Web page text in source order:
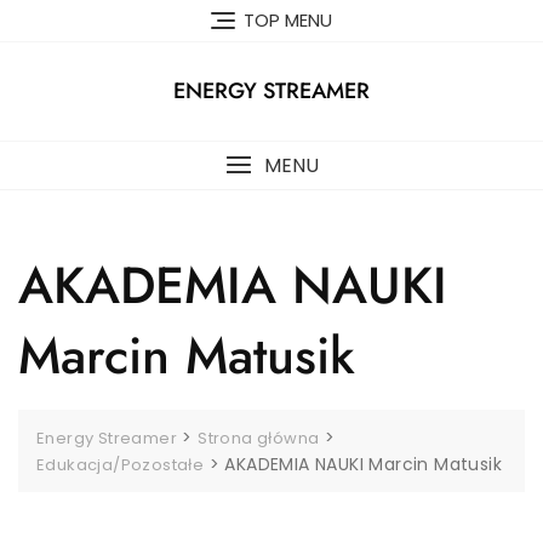
TOP MENU
ENERGY STREAMER
MENU
AKADEMIA NAUKI
Marcin Matusik
Energy Streamer > Strona główna >
Edukacja/Pozostałe >AKADEMIA NAUKI Marcin Matusik